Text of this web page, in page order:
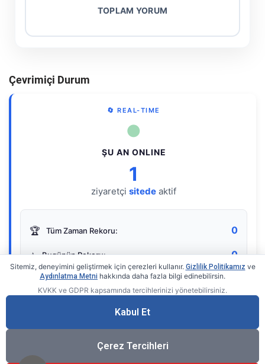
TOPLAM YORUM
Çevrimiçi Durum
🔄 REAL-TIME
●
ŞU AN ONLINE
1
ziyaretçi sitede aktif
🏆 Tüm Zaman Rekoru: 0
⭐ Bugünün Rekoru: 0
Gerçek zamanlı sayaç
Sitemiz, deneyimini geliştirmek için çerezleri kullanır. Gizlilik Politikamız ve
Aydınlatma Metni hakkında daha fazla bilgi edinebilirsin.
KVKK ve GDPR kapsamında tercihlerinizi yönetebilirsiniz.
Kabul Et
Çerez Tercihleri